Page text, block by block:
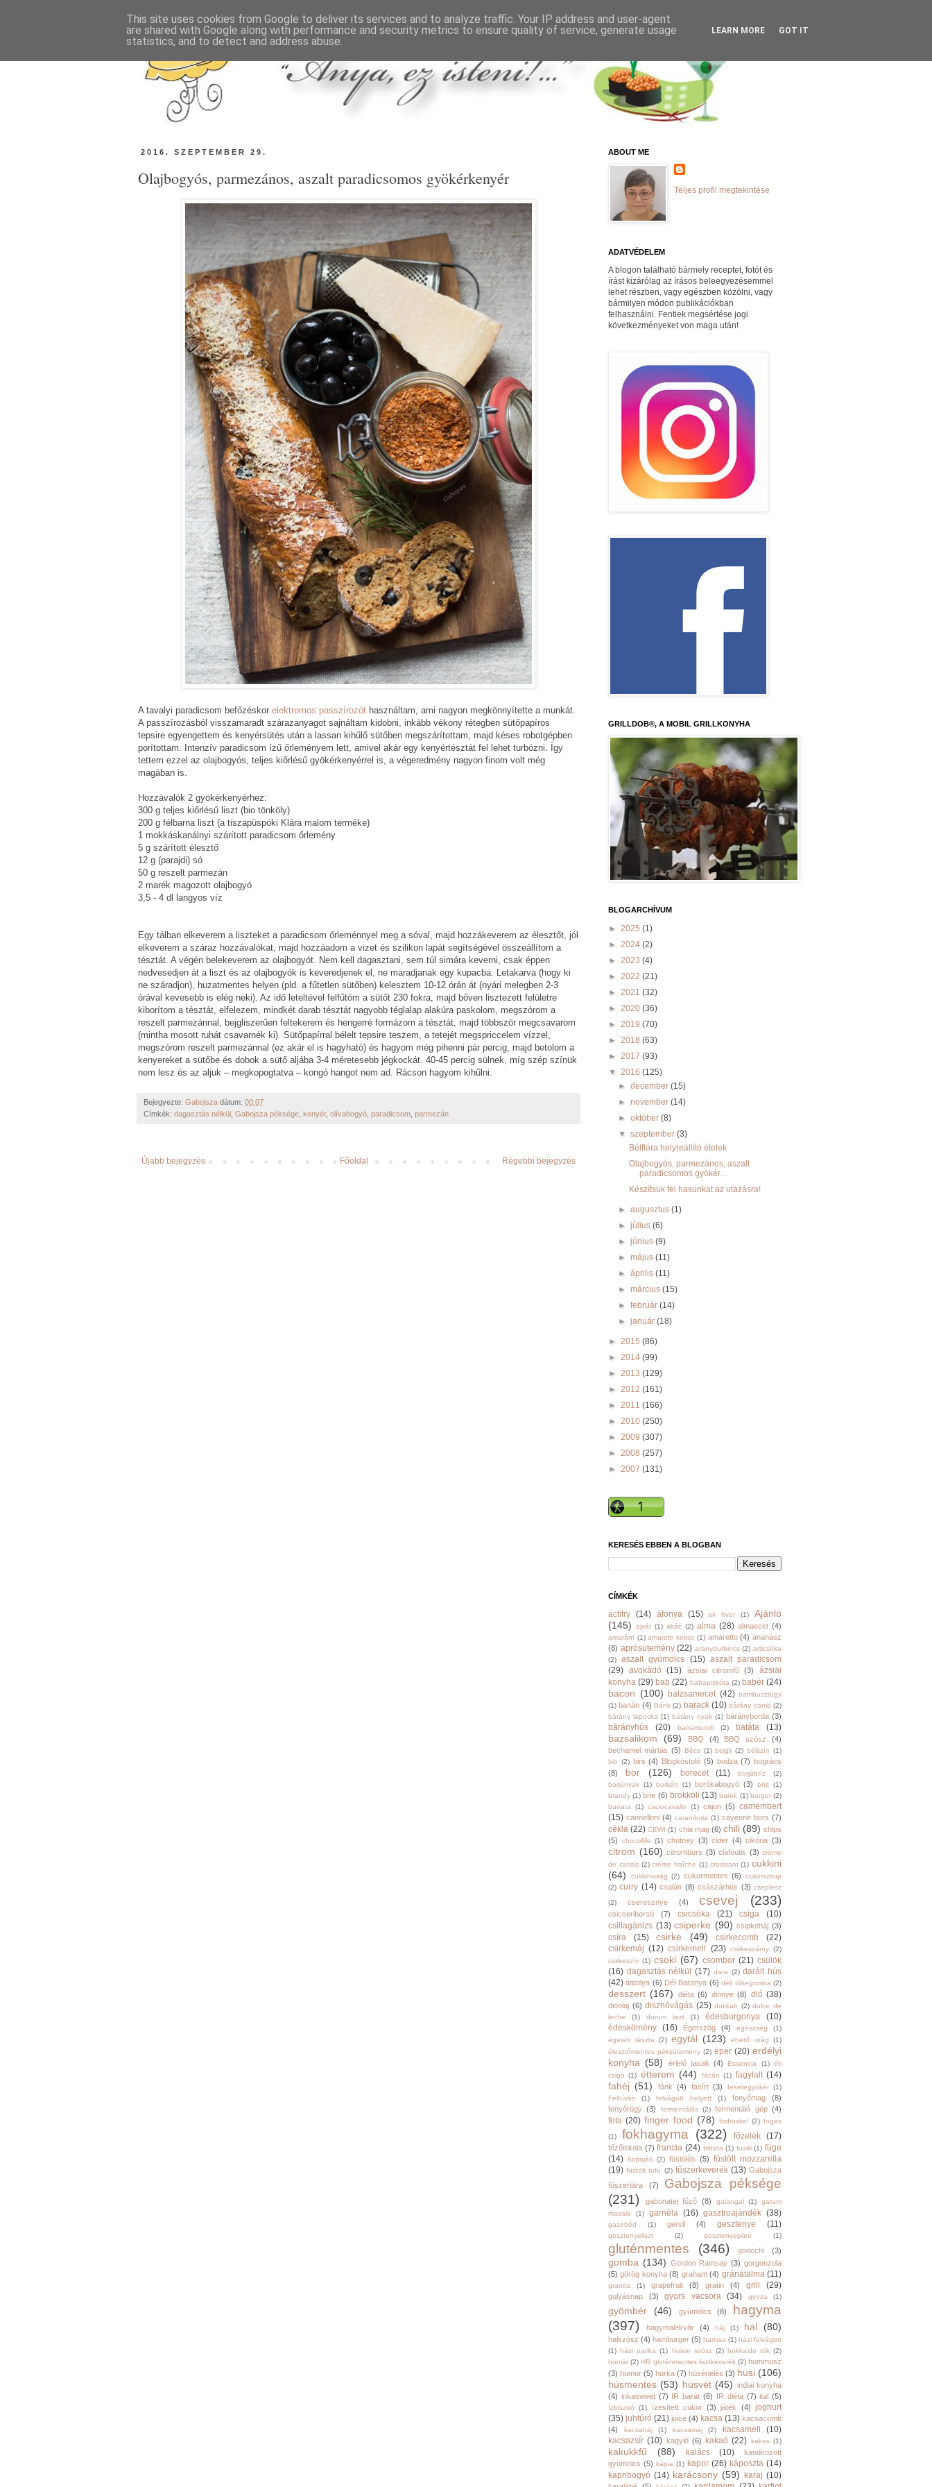
2016. SZEPTEMBER 29.
Olajbogyós, parmezános, aszalt paradicsomos gyökérkenyér
A tavalyi paradicsom befőzéskor elektromos passzírozót használtam, ami nagyon megkönnyítette a munkát.
A passzírozásból visszamaradt szárazanyagot sajnáltam kidobni, inkább vékony rétegben sütőpapíros
tepsire egyengettem és kenyérsütés után a lassan kihűlő sütőben megszárítottam, majd késes robotgépben
porítottam. Intenzív paradicsom ízű őrleményem lett, amivel akár egy kenyértésztát fel lehet turbózni. Így
tettem ezzel az olajbogyós, teljes kiőrlésű gyökérkenyérrel is, a végeredmény nagyon finom volt még
magában is.
Hozzávalók 2 gyökérkenyérhez:
300 g teljes kiőrlésű liszt (bio tönköly)
200 g félbarna liszt (a tiszapüspöki Klára malom terméke)
1 mokkáskanálnyi szárított paradicsom őrlemény
5 g szárított élesztő
12 g (parajdi) só
50 g reszelt parmezán
2 marék magozott olajbogyó
3,5 - 4 dl langyos víz
Egy tálban elkeverem a liszteket a paradicsom őrleménnyel meg a sóval, majd hozzákeverem az élesztőt, jól
elkeverem a száraz hozzávalókat, majd hozzáadom a vizet és szilikon lapát segítségével összeállítom a
tésztát. A végén belekeverem az olajbogyót. Nem kell dagasztani, sem túl simára keverni, csak éppen
nedvesedjen át a liszt és az olajbogyók is keveredjenek el, ne maradjanak egy kupacba. Letakarva (hogy ki
ne száradjon), huzatmentes helyen (pld. a fűtetlen sütőben) kelesztem 10-12 órán át (nyári melegben 2-3
órával kevesebb is elég neki). Az idő leteltével felfűtöm a sütőt 230 fokra, majd bőven lisztezett felületre
kiborítom a tésztát, elfelezem, mindkét darab tésztát nagyobb téglalap alakúra paskolom, megszórom a
reszelt parmezánnal, bejgliszerűen feltekerem és hengerré formázom a tésztát, majd többször megcsavarom
(mintha mosott ruhát csavarnék ki). Sütőpapírral bélelt tepsire teszem, a tetejét megspriccelem vízzel,
megszórom reszelt parmezánnal (ez akár el is hagyható) és hagyom még pihenni pár percig, majd betolom a
kenyereket a sütőbe és dobok a sütő aljába 3-4 méretesebb jégkockát. 40-45 percig sülnek, míg szép színük
nem lesz és az aljuk – megkopogtatva – kongó hangot nem ad. Rácson hagyom kihűlni.
Bejegyezte: Gabojsza dátum: 00:07
Címkék: dagasztás nélkül Gabojsza péksége kenyér, olívabogyó paradicsom parmezán
Újabb bejegyzés Régebbi bejegyzés
Főoldal
ABOUT ME
Teljes profil megtekintése
ADATVÉDELEM
A blogon található bármely receptet, fotót és
írást kizárólag az írásos beleegyezésemmel
lehet részben, vagy egészben közölni, vagy
bármilyen módon publikációkban
felhasználni. Fentiek megsértése jogi
következményeket von maga után!
GRILLDOB®, A MOBIL GRILLKONYHA
BLOGARCHÍVUM
► 2025 (1)
► 2024 (2)
► 2023 (4)
► 2022 (21)
► 2021 (32)
► 2020 (36)
► 2019 (70)
► 2018 (63)
► 2017 (93)
▼ 2016 (125)
►december(15)
►november(14)
►október(8)
▼szeptember(3)
Bélflóra helyreállító ételek
Olajbogyós, parmezános, aszalt
paradicsomos gyökér...
Készítsük fel hasunkat az utazásra!
►augusztus(1)
►július(6)
►június(9)
►május(11)
►április(11)
►március(15)
►február(14)
►január(18)
► 2015 (86)
► 2014 (99)
► 2013 (129)
► 2012 (161)
► 2011 (166)
► 2010 (250)
► 2009 (307)
► 2008 (257)
► 2007 (131)
KERESÉS EBBEN A BLOGBAN
CÍMKÉK
actifry (14) áfonya (15) air fryer (1)
Ajánló
(145)
ajvár (1) akác (2) alma (28) almaecet (4)
amaránt (1) amaretti keksz (1) amaretto (4) ananász
(8) aprósütemény (22) aranydurbincs (2) articsóka
(2)
aszalt gyümölcs (15) aszalt paradicsom
(29) avokádó (15) ázsiai citromfű (3)
ázsiai
konyha (29) bab (22) babapiskóta (2) babér (24)
bacon (100) balzsamecet (42) bambuszrügy
(1) banán (4) Bánk (2) barack (10) bárány comb (2)
bárány lapocka (1) bárány nyak (1) bárányborda (3)
bárányhús (20) barramundi (2) batáta (13)
bazsalikom (69) BBQ (4) BBQ szósz
(4)
bechamel mártás (5) Bécs (1) bejgli (2) bélszín (1)
bio (2) birs (4) Blogkóstoló (5) bodza (7) bogrács
(8)
bor (126) borecet (11) borjúbríz
(2)
borjúnyak (1) borkén (1) borókabogyó (3) böjt (1)
brandy (1) brie (6) brokkoli (13) burek (1) burger (2)
burrata
(1) caciocavallo (1) cajun (5) camembert
(15) cannelloni (4) carambola (1) cayenne bors (7)
cékla (22) CEWI (1) chia mag (6) chili (89) chips
(5)
chocoMe (1) chutney (3) cider (4) cikória (3)
citrom (160) citrombors (3) clafoutis (3) crème
de cassis (2) crème fraîche (1) croissant (1) cukkini
(64)
cukkinivirág (2) cukormentes (6)
cukorszirup
(2) curry (14) csalán (8) császárhús (3) cseplesz
(2)
cseresznye (4) csevej (233)
csicseriborsó (7) csicsóka (21) csiga
(10)
csillagánizs (13) csiperke (90) csipkeháj (3)
csíra (15) csirke (49) csirkecomb
(22)
csirkemáj (12) csirkemell (23) csirkeszárny (2)
csirkeszív (1) csoki (67) csombor (21) csülök
(16) dagasztás nélkül (17) dara (2) darált hús
(42) datolya (6) Dél-Baranya (6) déli tőkegomba (2)
desszert (167) diéta (6) dinnye (8) dió (38)
dióolaj (6) disznóvágás (25) dukkah (2) dulce de
leche
(1) durum liszt (1) édesburgonya
(10)
édeskömény (16) Égerszög (4) egészség
(1)
égetett tészta
(2) egytál (123) ehető virág
(1)
élesztőmentes péksütemény (2) eper (20) erdélyi
konyha (58) érlelő tasak (4) Essencia (1) éti
csiga (1) étterem (44) fácán (1) fagylalt (14)
fahéj (51) fánk (4) fasírt (3) feketegyökér (1)
Felhívás
(1) felvágott helyett (1) fenyőmag
(8)
fenyőrügy (3) fermentálás (2) fermentáló gép (4)
feta (20) finger food (78) fodroskel (2) fogas
(1)
fokhagyma (322) főzelék (17)
főzőiskola (7) francia (24) frittata (1) fusilli (1) füge
(14) fürjtojás (2) füstölés (5) füstölt mozzarella
(19) füstölt tofu (2) fűszerkeverék (13) Gabojsza
fűszertára
(7)
Gabojsza péksége
(231)
gabonatej főző (8) galangal (1)
garam
masala
(1) garnéla (16) gasztroajándék (38)
gazebéd (1) gersli (4) gesztenye (11)
gesztenyeliszt (2) gesztenyepüré (1)
gluténmentes (346) gnocchi (3)
gomba (134) Gordon Ramsay (3) gorgonzola
(5) görög konyha (8) graham (4) gránátalma (11)
granita (1) grapefruit (8) gratin (4) grill (29)
gulyásnap (3) gyors vacsora (34) gyoza (1)
gyömbér (46) gyümölcs (8)
hagyma
(397)
hagymalekvár (4) háj (1) hal (80)
halszósz (4) hamburger (5) harissa (1) házi felvágott
(1) házi patika (1) hoisin szósz (2) hokkaido tök (2)
homár (2) HR gluténmentes lisztkeverék (2) hummusz
(3) humor (5) hurka (7) húsérlelés (3) husi (106)
húsmentes (53) húsvét (45) indiai konyha
(4) inkasweet (7) IR barát (6) IR diéta (7) ital (5)
Ízbisztró (1) ízesített cukor (3) játék (4) joghurt
(35) juhtúró (21) juice (4) kacsa (13) kacsacomb
(4)
kacsaháj (1) kacsamáj (2) kacsamell
(10)
kacsazsír (10) kagyló (6) kakaó (22) kakas (1)
kakukkfű (88) kalács (10)
kandirozott
gyümölcs (5) kápia (1) kapor (26) káposzta (14)
kapribogyó (14) karácsony (59) karaj (10)
This site uses cookies from Google to deliver its services and to analyze traffic. Your IP address and user-agent
are shared with Google along with performance and security metrics to ensure quality of service, generate usage
statistics, and to detect and address abuse.
LEARN MORE GOT IT